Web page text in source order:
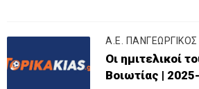
Α.Ε. ΠΑΝΓΕΩΡΓΙΚΟΣ
Οι ημιτελικοί
Βοιωτίας |